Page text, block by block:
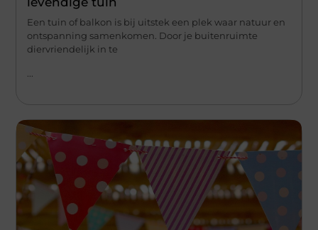
Een tuin of balkon is bij uitstek een plek waar natuur en
ontspanning samenkomen. Door je buitenruimte
diervriendelijk in te